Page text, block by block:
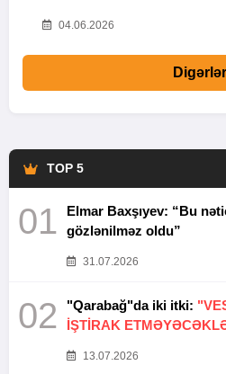
04.06.2026
TOP 5
01
Elmar Baxşıyev: “Bu
gözlənilməz oldu”
31.07.2026
02 "Qarabağ"da iki itki:
İŞTİRAK
13.07.2026